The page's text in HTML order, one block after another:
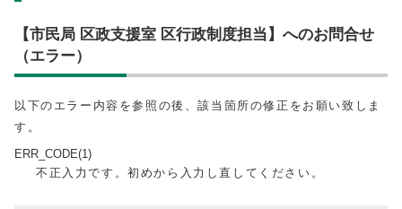
【市民局 区政支援室 区行政制度担当】へのお問合せ
（エラー）
以下のエラー内容を参照の後、該当箇所の修正をお願い致しま
す。
ERR_CODE(1)
不正入力です。初めから入力し直してください。